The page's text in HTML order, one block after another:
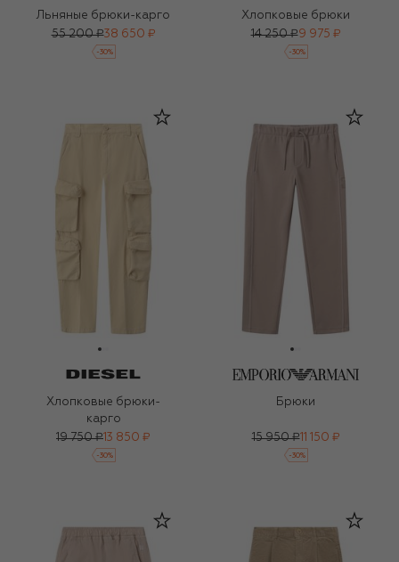
Льняные брюки-карго
55 200 ₽38 650 ₽
-30%
Хлопковые брюки
14 250 ₽9 975 ₽
-30%
Хлопковые брюки-
карго
19 750 ₽ 13 850 ₽
-30%
Брюки
15 950 ₽11 150 ₽
-30%